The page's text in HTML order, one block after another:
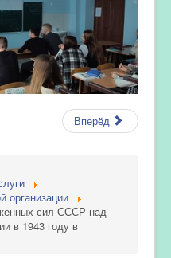
Вперёд
организации
сил СССР над
в 1943 году в